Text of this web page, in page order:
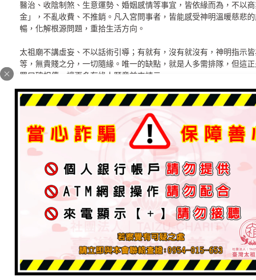
醫治、收陰制煞、生意運勢、婚姻感情等事宜，皆依緣而為，不以
金」，不亂收費、不推銷。凡入宮問事者，皆能感受神明溫暖慈悲
暢，化解根源問題，重拾生活方向。
太祖廟不講虛妄、不以話術引導；有就有，沒有就沒有，神明指示
等，無貴賤之分，一切隨緣。唯一的缺點，就是人多需排隊，但這
眾口碑相傳，讓更多有緣人願意前來請示。
———————————
【台南．三清宮 – 辦理〔聖事〕時間】
每週〈六〉下午 2:00 ～ 5:00
每週〈六〉晚上 7:00 ～ 10:00
預約電話：0972–708–000（無LINE服務）
地址：台南市安南區安中路四段290巷263弄20號
【桃園．玉清聖境 – 辦理〔聖事〕時間】